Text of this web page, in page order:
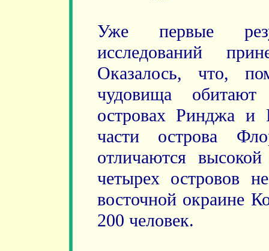
Уже первые
исследований
Оказалось, что,
чудовища
островах Ринджа и
части острова
отличаются
четырех островов
восточной окраине
200 человек.